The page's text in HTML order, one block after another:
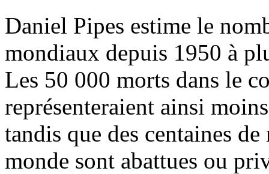
Daniel Pipes estime le
mondiaux depuis 1950 à
Les 50 000 morts dans le
représenteraient ainsi
tandis que des centaines
monde sont abattues ou